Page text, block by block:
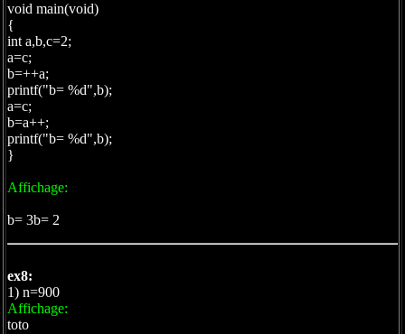
void main(void)
{
int a,b,c=2;
a=c;
b=++a;
printf("b= %d",b);
a=c;
b=a++;
printf("b= %d",b);
}
Affichage:
b= 3b= 2
ex8:
1) n=900
Affichage:
toto